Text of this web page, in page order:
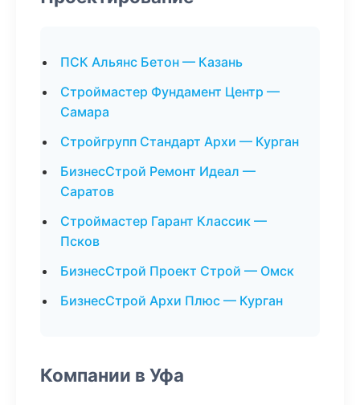
ПСК Альянс Бетон — Казань
Строймастер Фундамент Центр —
Самара
Стройгрупп Стандарт Архи — Курган
БизнесСтрой Ремонт Идеал —
Саратов
Строймастер Гарант Классик —
Псков
БизнесСтрой Проект Строй — Омск
БизнесСтрой Архи Плюс — Курган
Компании в Уфа